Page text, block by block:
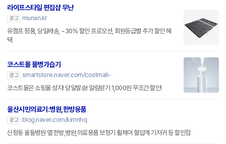
라이프스타일 편집샵 무난
광고
munan.kr
유캠프 정품, 당일배송, ~30% 할인 프로모션, 회원등급별 추가 할인 혜
택
코스트몰 물병가습기
광고 smartstore.naver.com/costmall-
코스트몰은 쇼핑몰 성지! 당일발송! 알림받기 1,000원 무조건 할인!
울산시민의료기:병원,한방용품
광고
blog.naver.com/kimnhq
신정동 울들병원 옆 한방,병원,의료용품 보청기 휠체어 혈압계 기저귀 등 할인점